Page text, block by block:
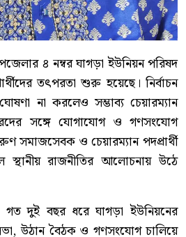
৪ নম্বর ঘাগড়া ইউনিয়ন পরিষদ
তৎপরতা শুরু হয়েছে। নির্বাচন
না করলেও সম্ভাব্য চেয়ারম্যান
সঙ্গে যোগাযোগ ও গণসংযোগ
সমাজসেবক ও চেয়ারম্যান পদপ্রার্থী
স্থানীয় রাজনীতির আলোচনায় উঠে
গত দুই বছর ধরে ঘাগড়া ইউনিয়নের
সভা, উঠান বৈঠক ও গণসংযোগ চালিয়ে